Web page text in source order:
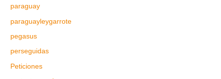
paraguay
paraguayleygarrote
pegasus
perseguidas
Peticiones